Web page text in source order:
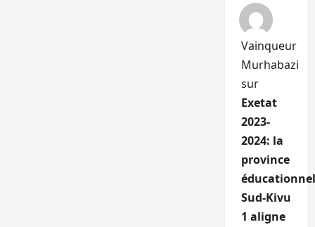
Vainqueur
Murhabazi
sur
Exetat
2023-
2024: la
province
Sud-Kivu
1 aligne